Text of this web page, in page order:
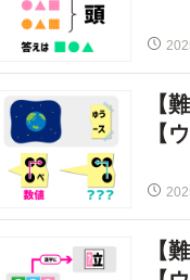
【
【
【